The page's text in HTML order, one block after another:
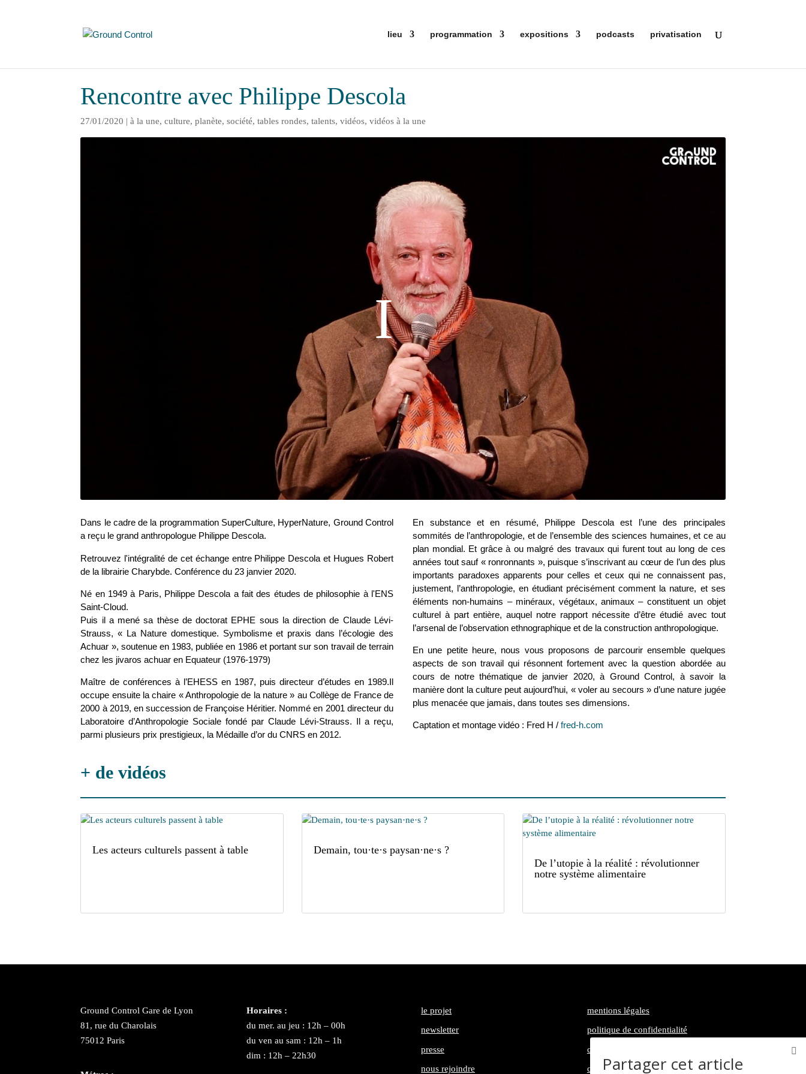
lieu programmation expositions podcasts privatisation
Rencontre avec Philippe Descola
27/01/2020 |à la une,culture,planète,société,tables rondes,talents,vidéos,vidéos à la une
Dans le cadre de la programmation SuperCulture, HyperNature, Ground Control
a reçu le grand anthropologue Philippe Descola.
Retrouvez l'intégralité de cet échange entre Philippe Descola et Hugues Robert
de la librairie Charybde. Conférence du 23 janvier 2020.
Né en 1949 à Paris, Philippe Descola a fait des études de philosophie à l'ENS
Saint-Cloud.
Puis il a mené sa thèse de doctorat EPHE sous la direction de Claude Lévi-
Strauss, « La Nature domestique. Symbolisme et praxis dans l’écologie des
Achuar », soutenue en 1983, publiée en 1986 et portant sur son travail de terrain
chez les jivaros achuar en Equateur (1976-1979)
Maître de conférences à l’EHESS en 1987, puis directeur d’études en 1989.Il
occupe ensuite la chaire « Anthropologie de la nature » au Collège de France de
2000 à 2019, en succession de Françoise Héritier. Nommé en 2001 directeur du
Laboratoire d’Anthropologie Sociale fondé par Claude Lévi-Strauss. Il a reçu,
parmi plusieurs prix prestigieux, la Médaille d’or du CNRS en 2012.
En substance et en résumé, Philippe Descola est l’une des principales
sommités de l’anthropologie, et de l’ensemble des sciences humaines, et ce au
plan mondial. Et grâce à ou malgré des travaux qui furent tout au long de ces
années tout sauf « ronronnants », puisque s’inscrivant au cœur de l’un des plus
importants paradoxes apparents pour celles et ceux qui ne connaissent pas,
justement, l’anthropologie, en étudiant précisément comment la nature, et ses
éléments non-humains – minéraux, végétaux, animaux – constituent un objet
culturel à part entière, auquel notre rapport nécessite d’être étudié avec tout
l’arsenal de l’observation ethnographique et de la construction anthropologique.
En une petite heure, nous vous proposons de parcourir ensemble quelques
aspects de son travail qui résonnent fortement avec la question abordée au
cours de notre thématique de janvier 2020, à Ground Control, à savoir la
manière dont la culture peut aujourd’hui, « voler au secours » d’une nature jugée
plus menacée que jamais, dans toutes ses dimensions.
Captation et montage vidéo : Fred H /fred-h.com
+ de vidéos
Les acteurs culturels passent à table
Demain, tou·te·s paysan·ne·s ?
De l’utopie à la réalité : révolutionner
notre système alimentaire
Ground Control Gare de Lyon
81, rue du Charolais
75012 Paris
Horaires :
du mer. au jeu : 12h – 00h
du ven au sam : 12h – 1h
dim : 12h – 22h30
le projet
newsletter
presse
nous rejoindre
mentions légales
politique de confidentialité
conditions générales d’utilisation
contactPartager cet article